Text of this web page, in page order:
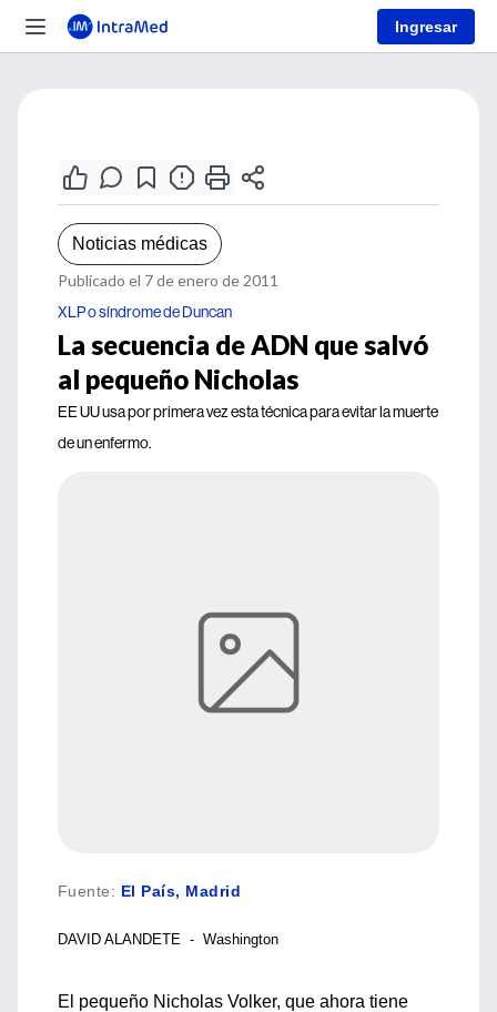
Ingresar
Noticias médicas
Publicado el 7 de enero de 2011
XLP o síndrome de Duncan
La secuencia de ADN que salvó
al pequeño Nicholas
EE UU usa por primera vez esta técnica para evitar la muerte
de un enfermo.
Fuente: El País, Madrid
DAVID ALANDETE - Washington
El pequeño Nicholas Volker, que ahora tiene